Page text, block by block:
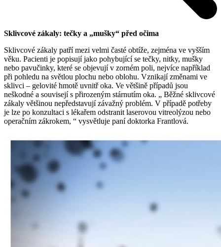
Sklivcové zákaly: tečky a „mušky“ před očima
Sklivcové zákaly patří mezi velmi časté obtíže, zejména ve vyšším
věku. Pacienti je popisují jako pohybující se tečky, nitky, mušky
nebo pavučinky, které se objevují v zorném poli, nejvíce například
při pohledu na světlou plochu nebo oblohu. Vznikají změnami ve
sklivci – gelovité hmotě uvnitř oka. Ve většině případů jsou
neškodné a souvisejí s přirozeným stárnutím oka. „ Běžné sklivcové
zákaly většinou nepředstavují závažný problém. V případě potřeby
je lze po konzultaci s lékařem odstranit laserovou vitreolýzou nebo
operačním zákrokem, “ vysvětluje paní doktorka Frantlová.